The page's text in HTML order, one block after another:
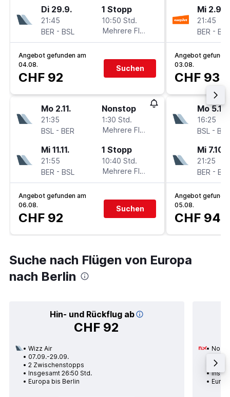
Di 29.9.
21:45
BER - BSL
1 Stopp
10:50 Std.
Mehrere Fluglinien
Angebot gefunden am
04.08.
CHF 92
Suchen
Mo 2.11.
21:35
BSL - BER
Nonstop
1:30 Std.
Mehrere Fluglinien
Mi 11.11.
21:55
BER - BSL
1 Stopp
10:40 Std.
Mehrere Fluglinien
Angebot gefunden am
06.08.
CHF 92
Suchen
Mi 2.9.
21:45
BER - BSL
Angebot
03.08.
CHF 93
Mo 5.10.
16:25
BSL - BER
Mi 7.10.
21:25
BER - BSL
Angebot
05.08.
CHF 94
Suche nach Flügen von Europa
nach Berlin
Hin- und Rückflug ab
CHF 92
Wizz Air
07.09.-29.09.
2 Zwischenstopps
Insgesamt 26:50 Std.
Europa bis Berlin
1